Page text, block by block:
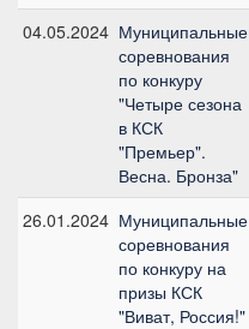
04.05.2024 Муниципальные
соревнования
по конкуру
"Четыре сезона
в КСК
"Премьер".
Весна. Бронза"
26.01.2024 Муниципальные
соревнования
по конкуру на
призы КСК
"Виват, Россия!"